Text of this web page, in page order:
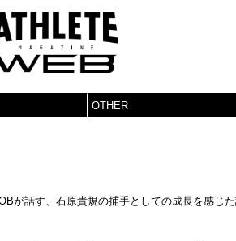
OTHER
が話す、石原貴規の捕手としての成長を感じ